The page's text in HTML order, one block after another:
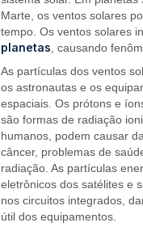
Marte, os ventos solares
tempo. Os ventos solares
planetas , causando
As partículas dos ventos
os astronautas e os
espaciais. Os prótons e
são formas de radiação
humanos, podem causar
câncer, problemas de
radiação. As partículas
eletrônicos dos satélites e
nos circuitos integrados,
útil dos equipamentos.